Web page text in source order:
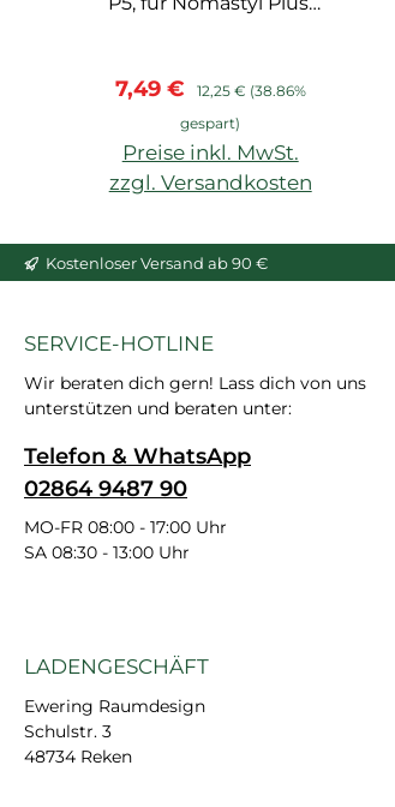
starke
Anfangshaftung,
feinkörnig, schleif- und
überstreichbar, enthält
Verkaufspreis:
7,49 € Regulärer Preis:
12,25 € (38.86%
gespart)
Preise inkl. MwSt.
zzgl. Versandkosten
Kostenloser Versand ab 90 €
SERVICE-HOTLINE
Wir beraten dich gern! Lass dich von uns
unterstützen und beraten unter:
Telefon & WhatsApp
02864 9487 90
MO-FR 08:00 - 17:00 Uhr
SA 08:30 - 13:00 Uhr
LADENGESCHÄFT
Ewering Raumdesign
Schulstr. 3
48734 Reken